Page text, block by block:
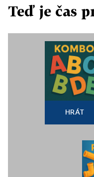
Teď je čas
HRÁT